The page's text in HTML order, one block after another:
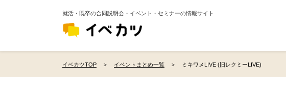
就活・既卒の合同説明会・イベント・セミナーの情報サイト
イベカツTOP イベントまとめ一覧 ミキワメLIVE (旧レクミーLIVE)